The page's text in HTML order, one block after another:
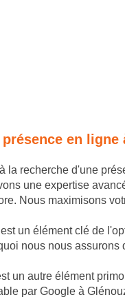
en ligne
la recherche d'une
une expertise
Nous maximisons
un élément clé de
nous nous
un autre élément
par Google à